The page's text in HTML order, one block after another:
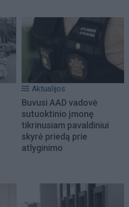
Aktualijos
Buvusi AAD vadovė
sutuoktinio įmonę
tikrinusiam pavaldiniui
skyrė priedą prie
atlyginimo